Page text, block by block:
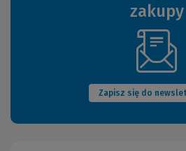
zakupy
Zapisz się do
(Nowe
okno)